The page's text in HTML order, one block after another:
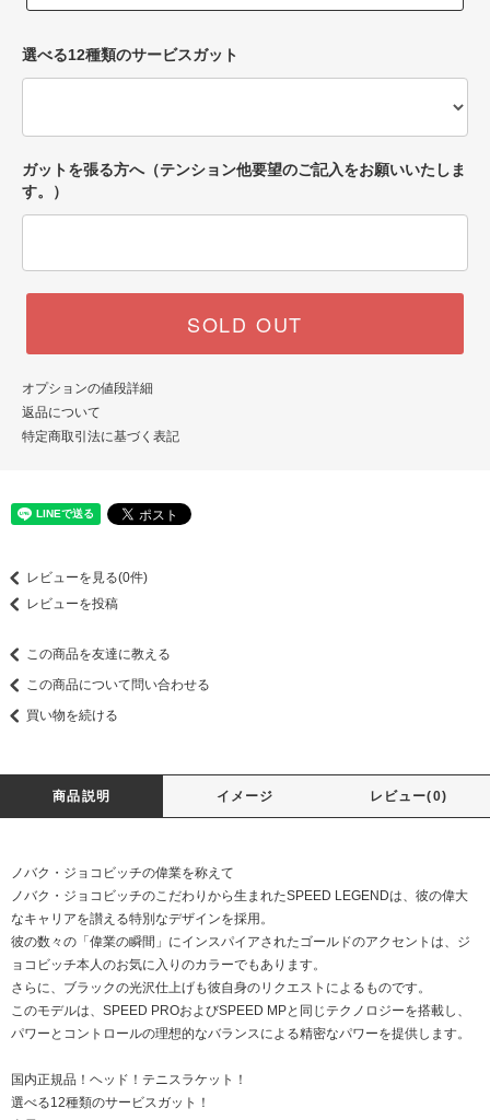
選べる12種類のサービスガット
ガットを張る方へ（テンション他要望のご記入をお願いいたしま
す。）
SOLD OUT
オプションの値段詳細
返品について
特定商取引法に基づく表記
レビューを見る(0件)
レビューを投稿
この商品を友達に教える
この商品について問い合わせる
買い物を続ける
商品説明 イメージ レビュー(0)
ノバク・ジョコビッチの偉業を称えて
ノバク・ジョコビッチのこだわりから生まれたSPEED LEGENDは、彼の偉大
なキャリアを讃える特別なデザインを採用。
彼の数々の「偉業の瞬間」にインスパイアされたゴールドのアクセントは、ジ
ョコビッチ本人のお気に入りのカラーでもあります。
さらに、ブラックの光沢仕上げも彼自身のリクエストによるものです。
このモデルは、SPEED PROおよびSPEED MPと同じテクノロジーを搭載し、
パワーとコントロールの理想的なバランスによる精密なパワーを提供します。
国内正規品！ヘッド！テニスラケット！
選べる12種類のサービスガット！